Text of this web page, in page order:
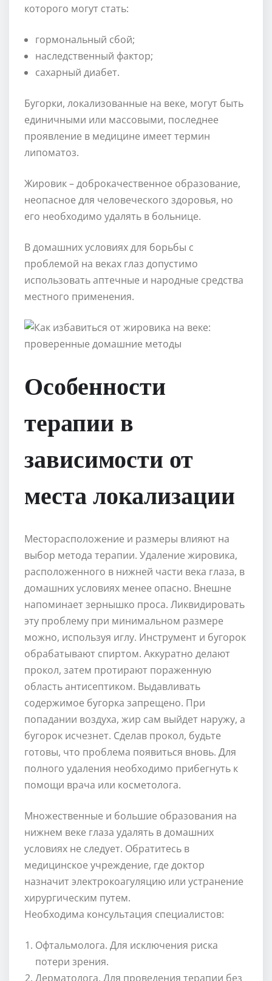
которого могут стать:
гормональный сбой;
наследственный фактор;
сахарный диабет.
Бугорки, локализованные на веке, могут быть
единичными или массовыми, последнее
проявление в медицине имеет термин
липоматоз.
Жировик – доброкачественное образование,
неопасное для человеческого здоровья, но
его необходимо удалять в больнице.
В домашних условиях для борьбы с
проблемой на веках глаз допустимо
использовать аптечные и народные средства
местного применения.
Особенности
терапии в
зависимости от
места локализации
Месторасположение и размеры влияют на
выбор метода терапии. Удаление жировика,
расположенного в нижней части века глаза, в
домашних условиях менее опасно. Внешне
напоминает зернышко проса. Ликвидировать
эту проблему при минимальном размере
можно, используя иглу. Инструмент и бугорок
обрабатывают спиртом. Аккуратно делают
прокол, затем протирают пораженную
область антисептиком. Выдавливать
содержимое бугорка запрещено. При
попадании воздуха, жир сам выйдет наружу, а
бугорок исчезнет. Сделав прокол, будьте
готовы, что проблема появиться вновь. Для
полного удаления необходимо прибегнуть к
помощи врача или косметолога.
Множественные и большие образования на
нижнем веке глаза удалять в домашних
условиях не следует. Обратитесь в
медицинское учреждение, где доктор
назначит электрокоагуляцию или устранение
хирургическим путем.
Необходима консультация специалистов:
Офтальмолога. Для исключения риска
потери зрения.
Дерматолога. Для проведения терапии без